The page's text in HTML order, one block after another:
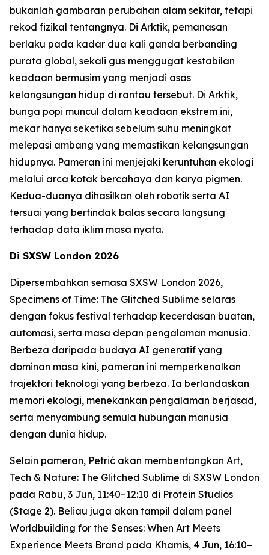
bukanlah gambaran perubahan alam sekitar, tetapi
rekod fizikal tentangnya. Di Arktik, pemanasan
berlaku pada kadar dua kali ganda berbanding
purata global, sekali gus menggugat kestabilan
keadaan bermusim yang menjadi asas
kelangsungan hidup di rantau tersebut. Di Arktik,
bunga popi muncul dalam keadaan ekstrem ini,
mekar hanya seketika sebelum suhu meningkat
melepasi ambang yang memastikan kelangsungan
hidupnya. Pameran ini menjejaki keruntuhan ekologi
melalui arca kotak bercahaya dan karya pigmen.
Kedua-duanya dihasilkan oleh robotik serta AI
tersuai yang bertindak balas secara langsung
terhadap data iklim masa nyata.
Di SXSW London 2026
Dipersembahkan semasa SXSW London 2026,
Specimens of Time: The Glitched Sublime selaras
dengan fokus festival terhadap kecerdasan buatan,
automasi, serta masa depan pengalaman manusia.
Berbeza daripada budaya AI generatif yang
dominan masa kini, pameran ini memperkenalkan
trajektori teknologi yang berbeza. Ia berlandaskan
memori ekologi, menekankan pengalaman berjasad,
serta menyambung semula hubungan manusia
dengan dunia hidup.
Selain pameran, Petrić akan membentangkan Art,
Tech & Nature: The Glitched Sublime di SXSW London
pada Rabu, 3 Jun, 11:40–12:10 di Protein Studios
(Stage 2). Beliau juga akan tampil dalam panel
Worldbuilding for the Senses: When Art Meets
Experience Meets Brand pada Khamis, 4 Jun, 16:10–